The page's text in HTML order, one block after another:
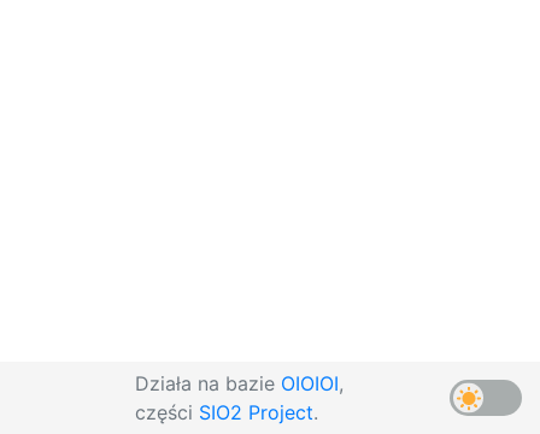
Działa na bazie OIOIOI,
części SIO2 Project.